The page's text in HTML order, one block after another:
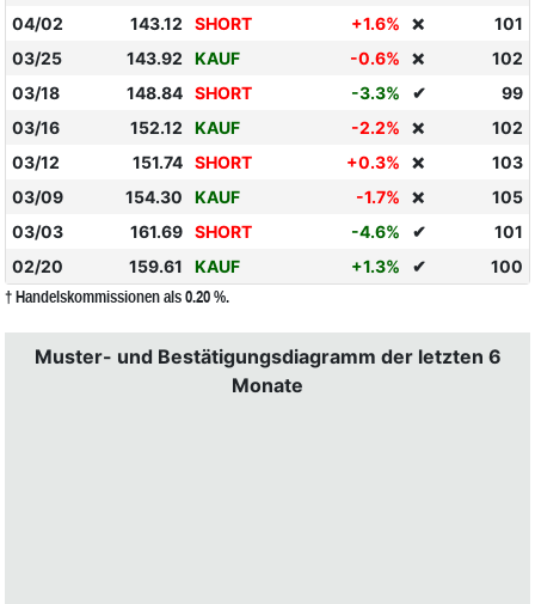
04/02
143.12 SHORT +1.6% ❌
101
03/25
143.92 KAUF -0.6% ❌
102
03/18
148.84 SHORT -3.3% ✔
99
03/16
152.12 KAUF -2.2% ❌
102
03/12
151.74 SHORT +0.3% ❌
103
03/09
154.30 KAUF -1.7% ❌
105
03/03
161.69 SHORT -4.6% ✔
101
02/20
159.61 KAUF +1.3% ✔ 100
† Handelskommissionen als 0.20 %.
Muster- und Bestätigungsdiagramm der letzten 6
Monate